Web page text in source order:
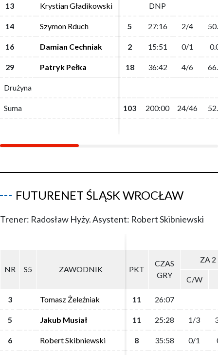
13 Krystian Gładikowski DNP
14 Szymon Rduch 5 27:16 2/4
16 Damian Cechniak 2 15:51 0/1
29 Patryk Pełka 18 36:42 4/6
Drużyna
Suma 103 200:00 24/46
13 Krystian Gładikowski DNP
14 Szymon Rduch 5 27:16 2/4
16 Damian Cechniak 2 15:51 0/1
29 Patryk Pełka 18 36:42 4/6
Drużyna
Suma 103 200:00 24/46
FUTURENET ŚLĄSK WROCŁAW
Trener: Radosław Hyży. Asystent: Robert Skibniewski
NR S5 ZAWODNIK PKT
CZAS
GRY
ZA 2
C/W
3 Tomasz Żeleźniak 11 26:07
5 Jakub Musiał 11 25:28 1/3
6 Robert Skibniewski 8 35:58 0/1
NR S5 ZAWODNIK PKT
CZAS
GRY
ZA 2
C/W
3 Tomasz Żeleźniak 11 26:07
5 Jakub Musiał 11 25:28 1/3
6 Robert Skibniewski 8 35:58 0/1